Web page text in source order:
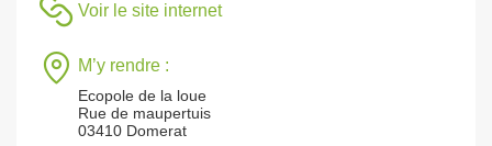
Voir le site internet
M’y rendre :
Ecopole de la loue
Rue de maupertuis
03410 Domerat